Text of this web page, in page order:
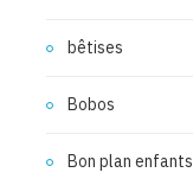
bêtises
Bobos
Bon plan enfants